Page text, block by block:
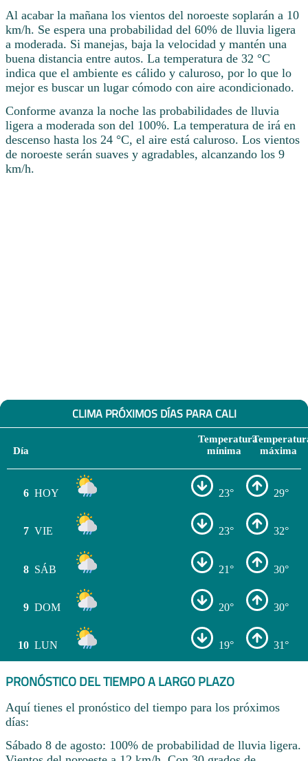
Al acabar la mañana los vientos del noroeste soplarán a 10
km/h. Se espera una probabilidad del 60% de lluvia ligera
a moderada. Si manejas, baja la velocidad y mantén una
buena distancia entre autos. La temperatura de 32 °C
indica que el ambiente es cálido y caluroso, por lo que lo
mejor es buscar un lugar cómodo con aire acondicionado.
Conforme avanza la noche las probabilidades de lluvia
ligera a moderada son del 100%. La temperatura de irá en
descenso hasta los 24 °C, el aire está caluroso. Los vientos
de noroeste serán suaves y agradables, alcanzando los 9
km/h.
CLIMA PRÓXIMOS DÍAS PARA CALI
Día
Temperatura
mínima
máxima
6 HOY 23° 29°
7 VIE 23° 32°
8 SÁB 21° 30°
9 DOM 20° 30°
10 LUN 19° 31°
PRONÓSTICO DEL TIEMPO A LARGO PLAZO
Aquí tienes el pronóstico del tiempo para los próximos
días:
Sábado 8 de agosto: 100% de probabilidad de lluvia ligera.